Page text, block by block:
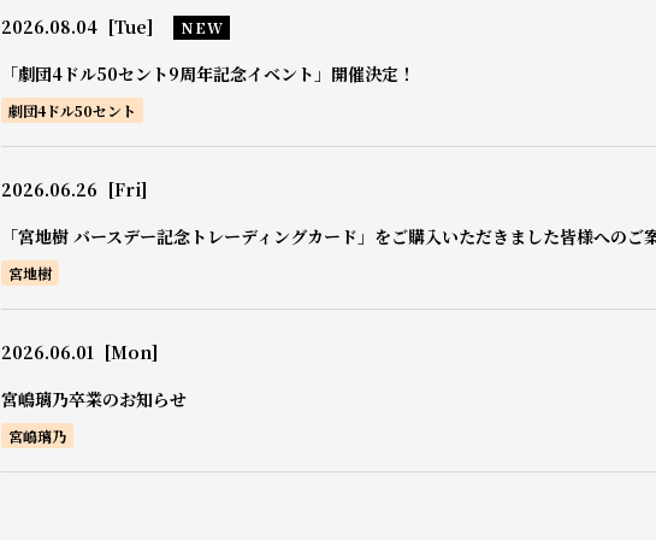
2026.08.04 [Tue] NEW
「劇団4ドル50セント9周年記念イベント」開催決定！
劇団4ドル50セント
2026.06.26 [Fri]
「宮地樹 バースデー記念トレーディングカード」をご購入いただきました皆様へのご
宮地樹
2026.06.01 [Mon]
宮嶋璃乃卒業のお知らせ
宮嶋璃乃